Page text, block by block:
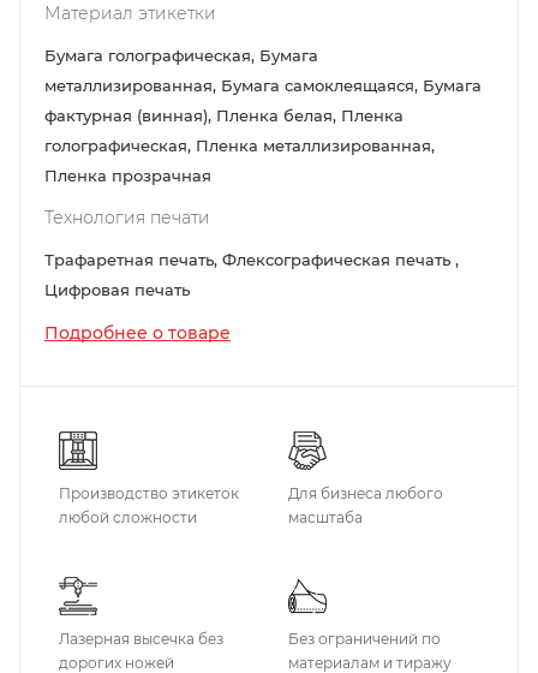
Материал этикетки
Бумага голографическая, Бумага
металлизированная, Бумага самоклеящаяся, Бумага
фактурная (винная), Пленка белая, Пленка
голографическая, Пленка металлизированная,
Пленка прозрачная
Технология печати
Трафаретная печать, Флексографическая печать ,
Цифровая печать
Подробнее о товаре
Производство этикеток
любой сложности
Для бизнеса любого
масштаба
Лазерная высечка без
дорогих ножей
Без ограничений по
материалам и тиражу